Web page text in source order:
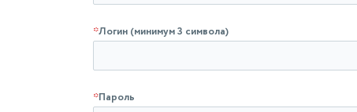
*Логин (минимум 3 символа)
*Пароль